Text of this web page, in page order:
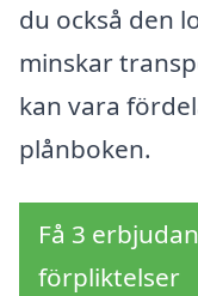
du också den
minskar
kan vara
plånboken.
Få 3
förpliktelser